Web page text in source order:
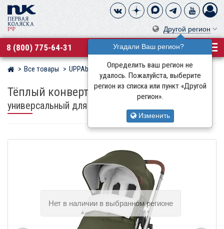
Другой регион
Угадали Ваш регион?
Определить ваш регион не
удалось. Пожалуйста, выберите
регион из списка или пункт «Другой
регион».
Изменить
8 (800) 775-64-31
Магазин детских колясок
Все товары UPPAbaby
Тёплый конверт-муфта UPPAbaby
универсальный для прогулочных колясок